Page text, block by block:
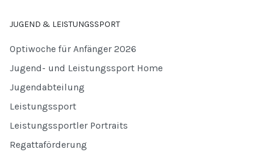
JUGEND & LEISTUNGSSPORT
Optiwoche für Anfänger 2026
Jugend- und Leistungssport Home
Jugendabteilung
Leistungssport
Leistungssportler Portraits
Regattaförderung